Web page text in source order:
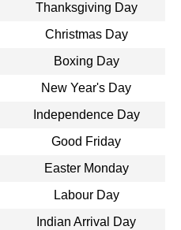
Thanksgiving Day
Christmas Day
Boxing Day
New Year's Day
Independence Day
Good Friday
Easter Monday
Labour Day
Indian Arrival Day